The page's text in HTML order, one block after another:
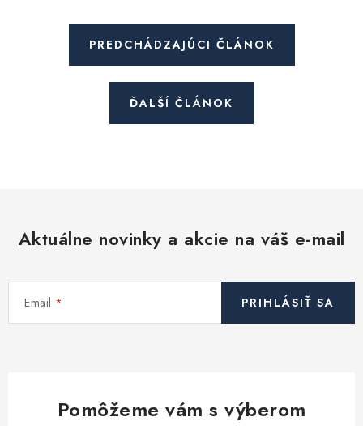
PREDCHÁDZAJÚCI ČLÁNOK
ĎALŠÍ ČLÁNOK
Aktuálne novinky a akcie na váš e-mail
Email PRIHLÁSIŤ SA
Pomôžeme vám s výberom